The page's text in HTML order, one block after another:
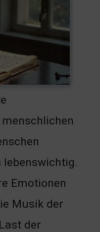
Emotionen
Musik der
der